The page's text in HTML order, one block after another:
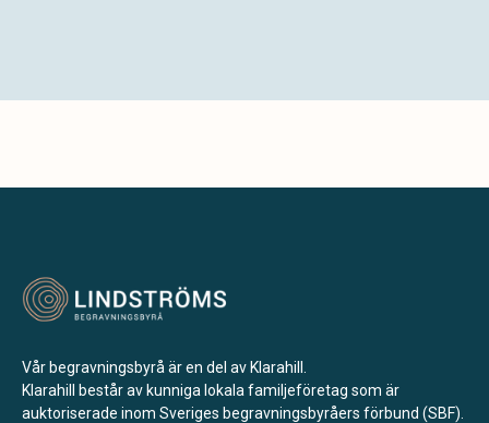
Vår begravningsbyrå är en del av Klarahill.
Klarahill består av kunniga lokala familjeföretag som är
auktoriserade inom Sveriges begravningsbyråers förbund (SBF).